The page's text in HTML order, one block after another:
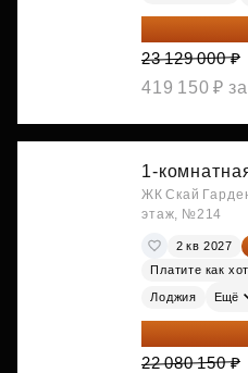
19 197 070
23 129 000 ₽
419 150 ₽
1-
ЖК Скай
этаж, №214
2 кв 2027
Платите как
Лоджия Ещё
19 209 731
22 080 150 ₽